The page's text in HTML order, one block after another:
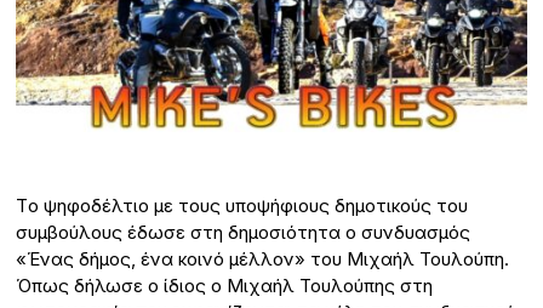
Τo ψηφοδέλτιο με τους υποψήφιους δημοτικούς του
συμβούλους έδωσε στη δημοσιότητα ο συνδυασμός
«Ένας δήμος, ένα κοινό μέλλον» του Μιχαήλ Τουλούπη.
Όπως δήλωσε ο ίδιος ο Μιχαήλ Τουλούπης στη